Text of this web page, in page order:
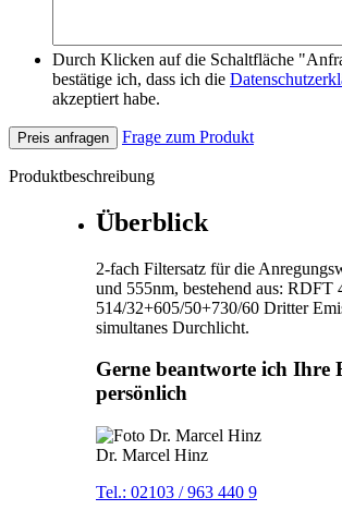
Durch Klicken auf die Schaltfläche
bestätige ich, dass ich die
akzeptiert habe.
Preis anfragen Frage zum Produkt
Produktbeschreibung
Überblick
2-fach Filtersatz für die
und 555nm, bestehend aus:
514/32+605/50+730/60 Dritter
simultanes Durchlicht.
Gerne beantworte ich Ihre
persönlich
Dr. Marcel Hinz
Tel.: 02103 / 963 440 9